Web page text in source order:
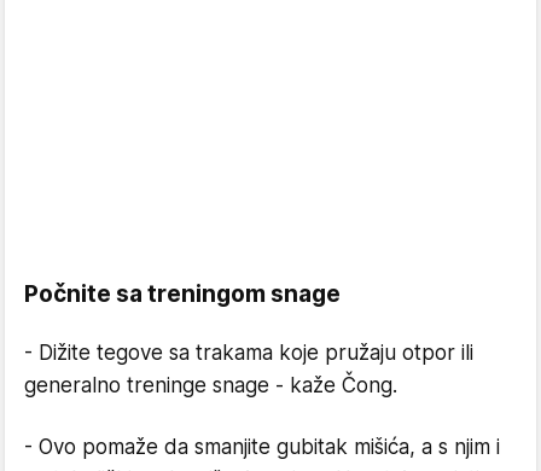
Počnite sa treningom snage
- Dižite tegove sa trakama koje pružaju otpor ili
generalno treninge snage - kaže Čong.
- Ovo pomaže da smanjite gubitak mišića, a s njim i